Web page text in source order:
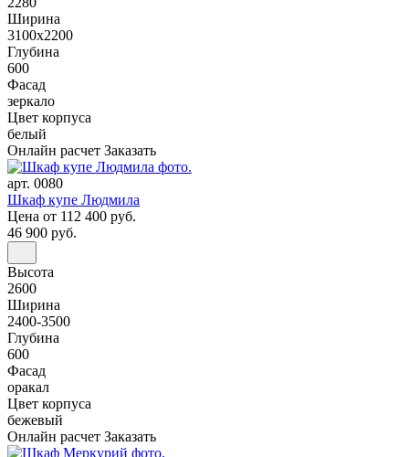
Ширина
3100x2200
Глубина
600
Фасад
зеркало
Цвет корпуса
белый
Онлайн расчет Заказать
арт. 0080
Шкаф купе Людмила
Цена от 112 400 руб.
46 900 руб.
Высота
2600
Ширина
2400-3500
Глубина
600
Фасад
оракал
Цвет корпуса
бежевый
Онлайн расчет Заказать